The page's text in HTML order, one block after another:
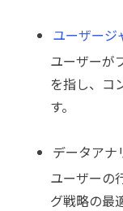
ユーザージ
ユーザーが
を指し、コ
す。
データアナ
ユーザーの
グ戦略の最